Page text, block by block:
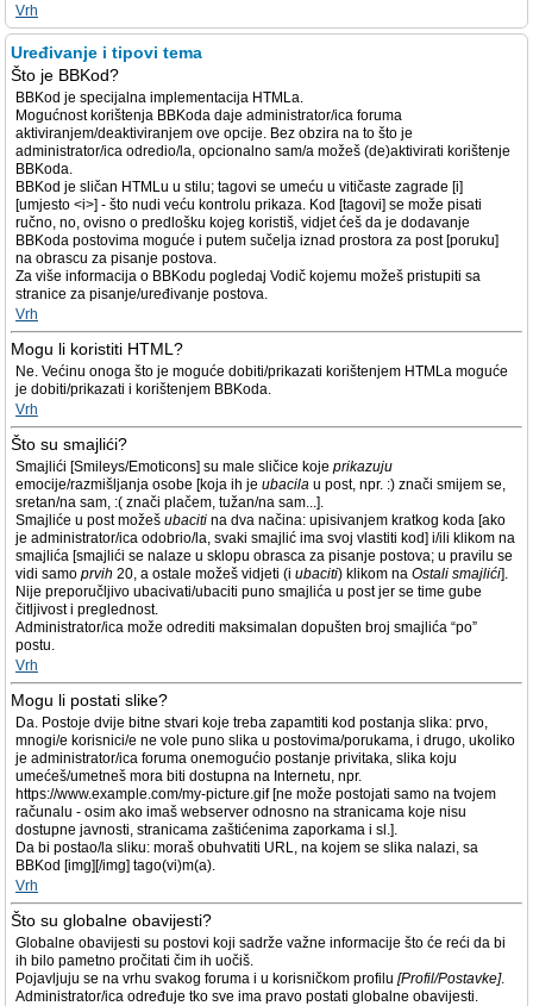
Vrh
Uređivanje i tipovi tema
Što je BBKod?
BBKod je specijalna implementacija HTMLa.
Mogućnost korištenja BBKoda daje administrator/ica foruma
aktiviranjem/deaktiviranjem ove opcije. Bez obzira na to što je
administrator/ica odredio/la, opcionalno sam/a možeš (de)aktivirati korištenje
BBKoda.
BBKod je sličan HTMLu u stilu; tagovi se umeću u vitičaste zagrade [i]
[umjesto <i>] - što nudi veću kontrolu prikaza. Kod [tagovi] se može pisati
ručno, no, ovisno o predlošku kojeg koristiš, vidjet ćeš da je dodavanje
BBKoda postovima moguće i putem sučelja iznad prostora za post [poruku]
na obrascu za pisanje postova.
Za više informacija o BBKodu pogledaj Vodič kojemu možeš pristupiti sa
stranice za pisanje/uređivanje postova.
Vrh
Mogu li koristiti HTML?
Ne. Većinu onoga što je moguće dobiti/prikazati korištenjem HTMLa moguće
je dobiti/prikazati i korištenjem BBKoda.
Vrh
Što su smajlići?
Smajlići [Smileys/Emoticons] su male sličice koje prikazuju
emocije/razmišljanja osobe [koja ih je ubacila u post, npr. :) znači smijem se,
sretan/na sam, :( znači plačem, tužan/na sam...].
Smajliće u post možeš ubaciti na dva načina: upisivanjem kratkog koda [ako
je administrator/ica odobrio/la, svaki smajlić ima svoj vlastiti kod] i/ili klikom na
smajlića [smajlići se nalaze u sklopu obrasca za pisanje postova; u pravilu se
vidi samo prvih 20, a ostale možeš vidjeti (i ubaciti) klikom na Ostali smajlići].
Nije preporučljivo ubacivati/ubaciti puno smajlića u post jer se time gube
čitljivost i preglednost.
Administrator/ica može odrediti maksimalan dopušten broj smajlića “po”
postu.
Vrh
Mogu li postati slike?
Da. Postoje dvije bitne stvari koje treba zapamtiti kod postanja slika: prvo,
mnogi/e korisnici/e ne vole puno slika u postovima/porukama, i drugo, ukoliko
je administrator/ica foruma onemogućio postanje privitaka, slika koju
umećeš/umetneš mora biti dostupna na Internetu, npr.
https://www.example.com/my-picture.gif [ne može postojati samo na tvojem
računalu - osim ako imaš webserver odnosno na stranicama koje nisu
dostupne javnosti, stranicama zaštićenima zaporkama i sl.].
Da bi postao/la sliku: moraš obuhvatiti URL, na kojem se slika nalazi, sa
BBKod [img][/img] tago(vi)m(a).
Vrh
Što su globalne obavijesti?
Globalne obavijesti su postovi koji sadrže važne informacije što će reći da bi
ih bilo pametno pročitati čim ih uočiš.
Pojavljuju se na vrhu svakog foruma i u korisničkom profilu [Profil/Postavke].
Administrator/ica određuje tko sve ima pravo postati globalne obavijesti.